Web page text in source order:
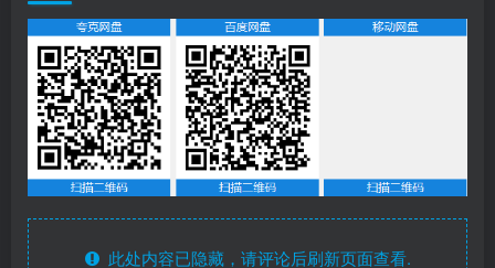
此处内容已隐藏，请评论后刷新页面查看.